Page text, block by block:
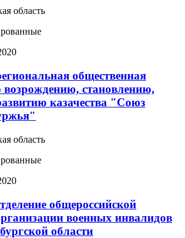
область
общественная
возрождению, становлению,
казачества "Союз
область
общероссийской
военных инвалидов
области